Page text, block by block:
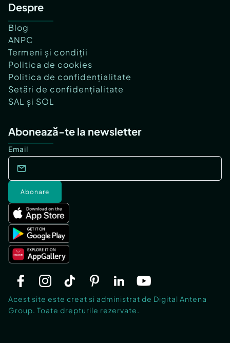
Despre
Blog
ANPC
Termeni și condiții
Politica de cookies
Politica de confidențialitate
Setări de confidențialitate
SAL și SOL
Abonează-te la newsletter
Email
Abonare
Acest site este creat si administrat de Digital Antena
Group. Toate drepturile rezervate.